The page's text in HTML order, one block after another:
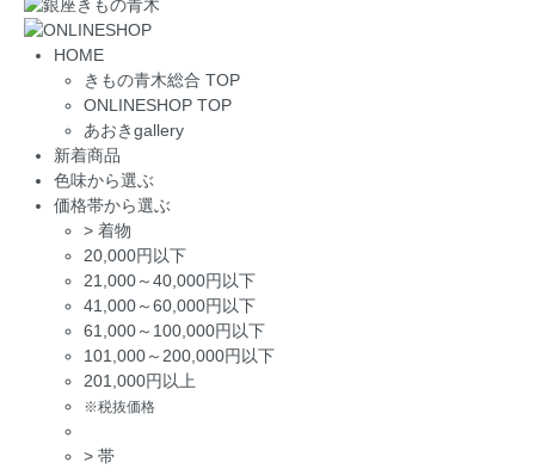
HOME
きもの青木総合 TOP
ONLINESHOP TOP
あおきgallery
新着商品
色味から選ぶ
価格帯から選ぶ
> 着物
20,000円以下
21,000～40,000円以下
41,000～60,000円以下
61,000～100,000円以下
101,000～200,000円以下
201,000円以上
※税抜価格
> 帯